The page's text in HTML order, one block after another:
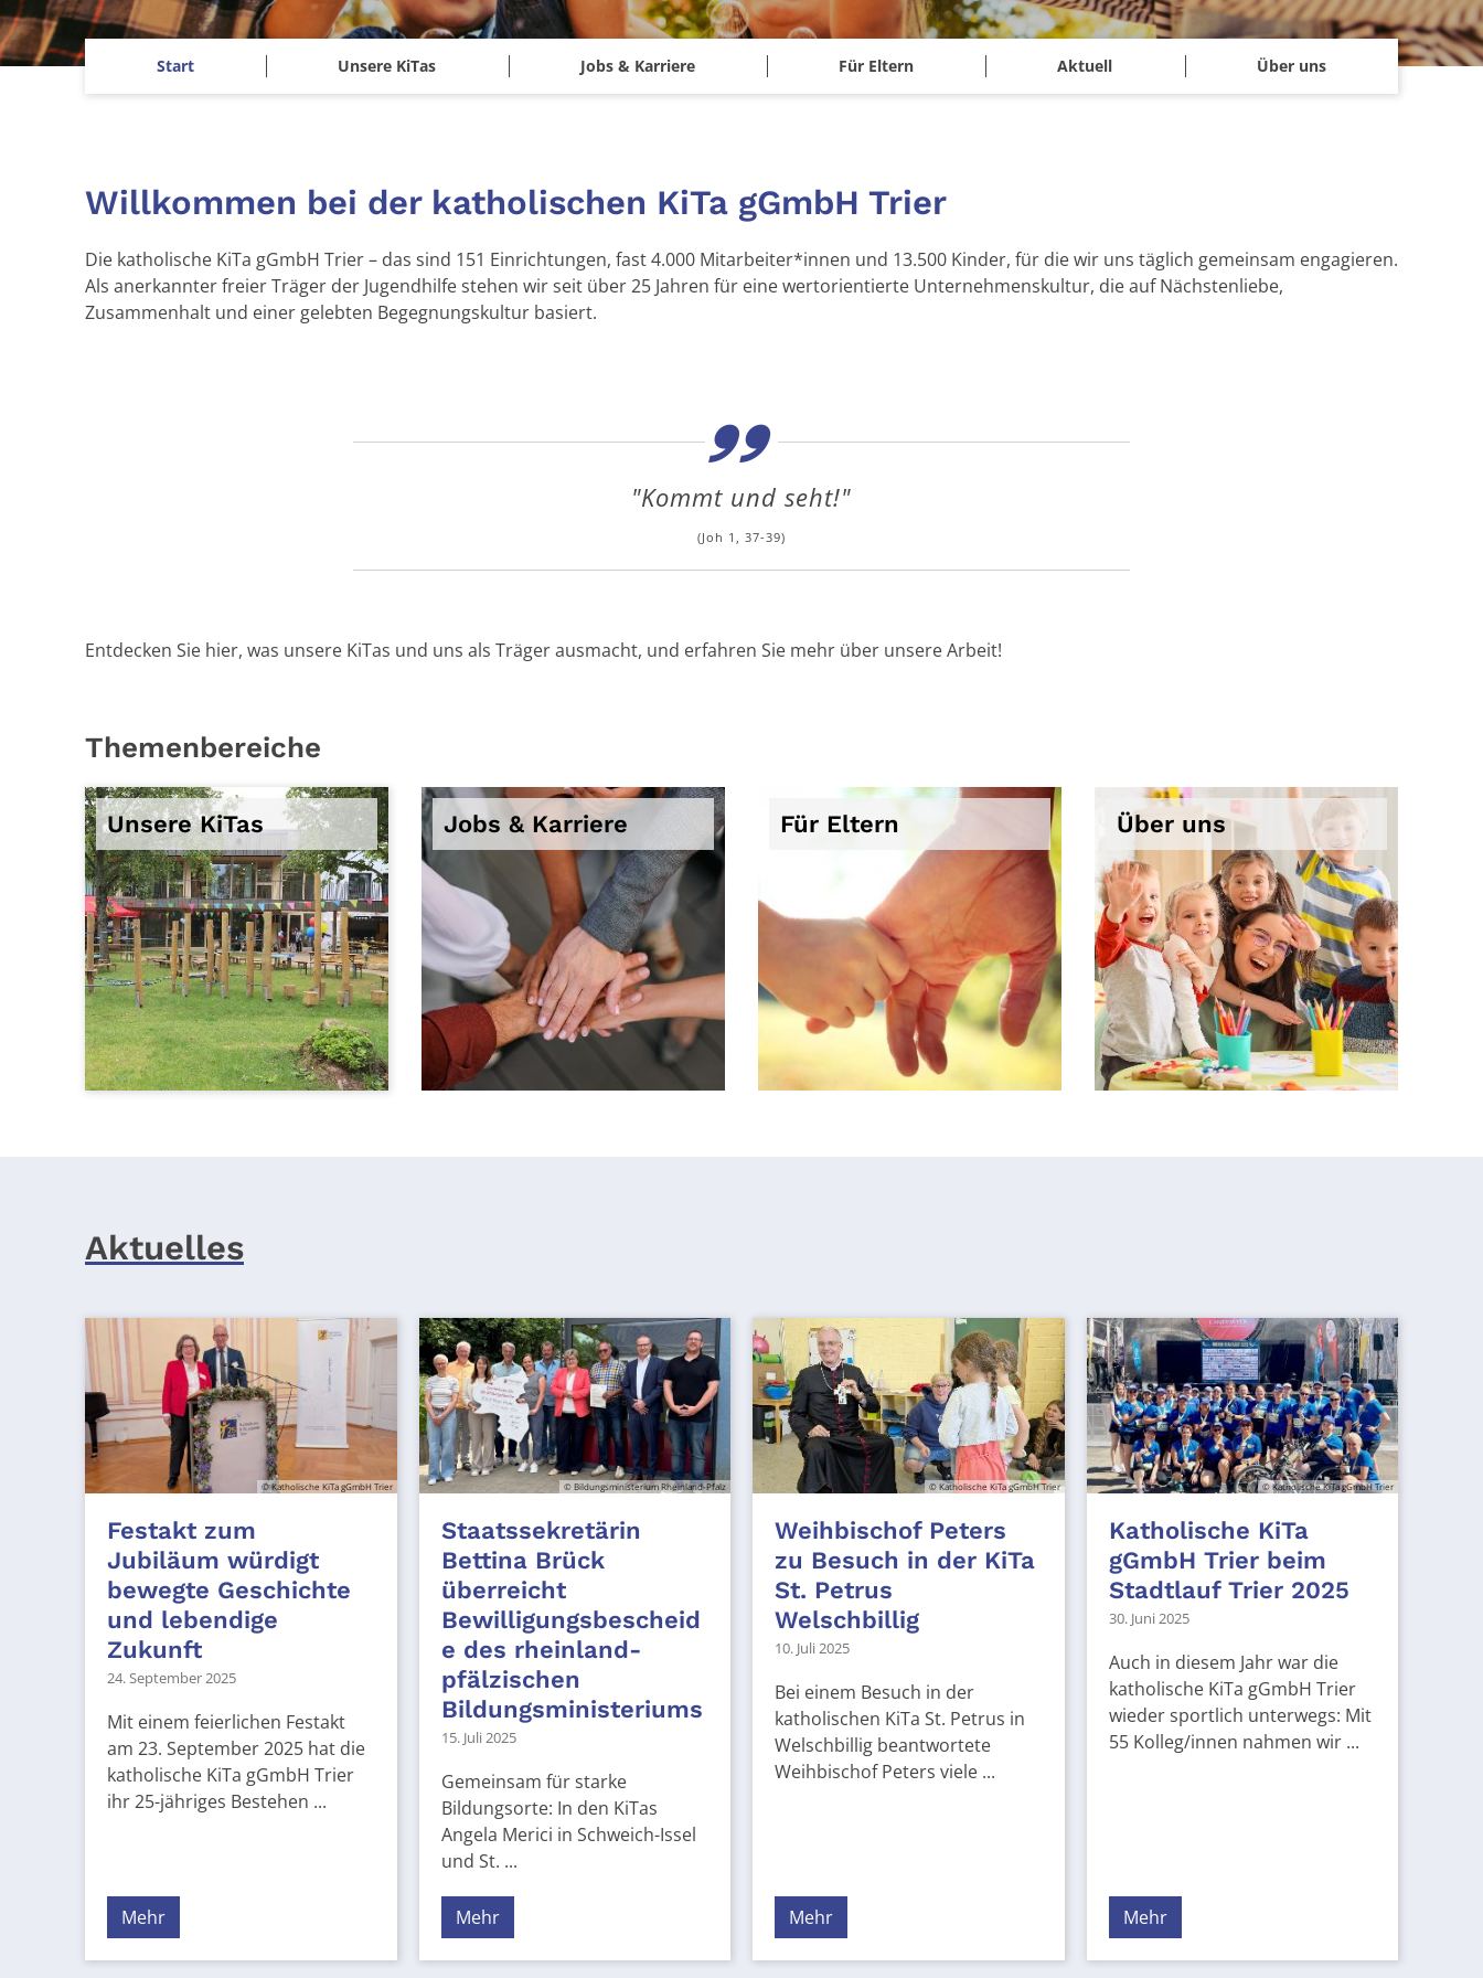
Start Unsere KiTas Jobs & Karriere Für Eltern Aktuell Über uns
Willkommen bei der katholischen KiTa gGmbH Trier
Die katholische KiTa gGmbH Trier – das sind 151 Einrichtungen, fast 4.000 Mitarbeiter*innen und 13.500 Kinder, für die wir uns täglich gemeinsam engagieren.
Als anerkannter freier Träger der Jugendhilfe stehen wir seit über 25 Jahren für eine wertorientierte Unternehmenskultur, die auf Nächstenliebe,
Zusammenhalt und einer gelebten Begegnungskultur basiert.
"Kommt und seht!"
(Joh 1, 37-39)
Entdecken Sie hier, was unsere KiTas und uns als Träger ausmacht, und erfahren Sie mehr über unsere Arbeit!
Themenbereiche
Unsere KiTas Jobs & Karriere Für Eltern Über uns
Aktuelles
© Katholische KiTa gGmbH Trier
Festakt zum
Jubiläum würdigt
bewegte Geschichte
und lebendige
Zukunft
24. September 2025
Mit einem feierlichen Festakt
am 23. September 2025 hat die
katholische KiTa gGmbH Trier
ihr 25-jähriges Bestehen ...
Mehr
© Bildungsministerium Rheinland-Pfalz
Staatssekretärin
Bettina Brück
überreicht
Bewilligungsbescheid
e des rheinland-
pfälzischen
Bildungsministeriums
15. Juli 2025
Gemeinsam für starke
Bildungsorte: In den KiTas
Angela Merici in Schweich-Issel
und St. ...
Mehr
© Katholische KiTa gGmbH Trier
Weihbischof Peters
zu Besuch in der KiTa
St. Petrus
Welschbillig
10. Juli 2025
Bei einem Besuch in der
katholischen KiTa St. Petrus in
Welschbillig beantwortete
Weihbischof Peters viele ...
Mehr
© Katholische KiTa gGmbH Trier
Katholische KiTa
gGmbH Trier beim
Stadtlauf Trier 2025
30. Juni 2025
Auch in diesem Jahr war die
katholische KiTa gGmbH Trier
wieder sportlich unterwegs: Mit
55 Kolleg/innen nahmen wir ...
Mehr